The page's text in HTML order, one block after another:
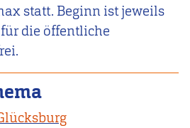
statt. Beginn ist jeweils
die öffentliche